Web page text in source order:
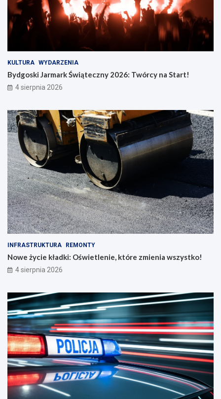
KULTURA WYDARZENIA
Bydgoski Jarmark Świąteczny 2026: Twórcy na Start!
4 sierpnia 2026
INFRASTRUKTURA REMONTY
Nowe życie kładki: Oświetlenie, które zmienia wszystko!
4 sierpnia 2026